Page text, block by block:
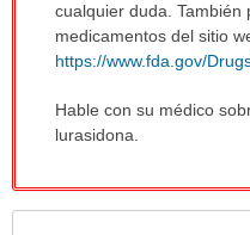
cualquier duda.
medicamentos del sitio
https://www.fda.gov/
Hable con su médico
lurasidona.